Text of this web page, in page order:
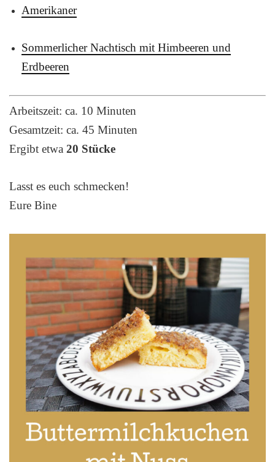
Amerikaner
Sommerlicher Nachtisch mit Himbeeren und
Erdbeeren
Arbeitszeit: ca. 10 Minuten
Gesamtzeit: ca. 45 Minuten
Ergibt etwa 20 Stücke
Lasst es euch schmecken!
Eure Bine